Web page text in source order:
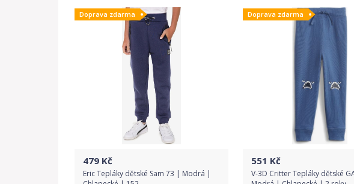
Detail produktu Detail produktu
Doprava zdarma
479 Kč
Eric Tepláky dětské Sam 73 | Modrá |
Doprava zdarma
551 Kč
V-3D Critter Tepláky dětské